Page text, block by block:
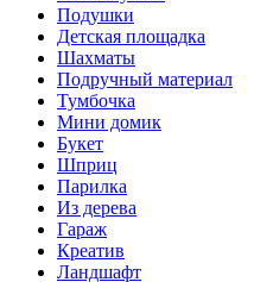
Подушки
Детская площадка
Шахматы
Подручный материал
Тумбочка
Мини домик
Букет
Шприц
Парилка
Из дерева
Гараж
Креатив
Ландшафт